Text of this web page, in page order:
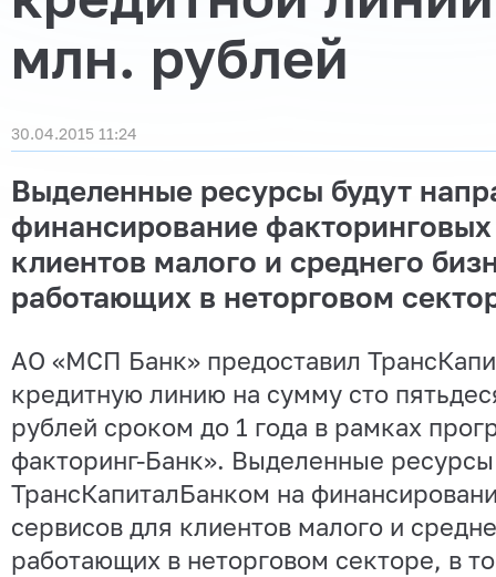
млн. рублей
30.04.2015 11:24
Выделенные ресурсы будут
финансирование
клиентов малого и среднего
работающих в неторговом
АО «МСП Банк» предоставил
кредитную линию на сумму сто
рублей сроком до 1 года в рамках
факторинг-Банк». Выделенные
ТрансКапиталБанком на
сервисов для клиентов малого и
работающих в неторговом секторе, в